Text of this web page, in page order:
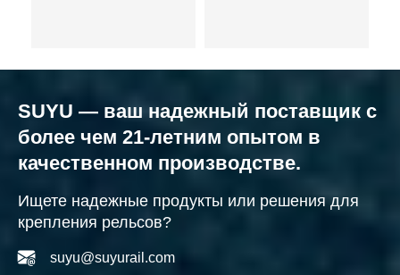
SUYU — ваш надежный поставщик с
более чем 21-летним опытом в
качественном производстве.
Ищете надежные продукты или решения для
крепления рельсов?
suyu@suyurail.com